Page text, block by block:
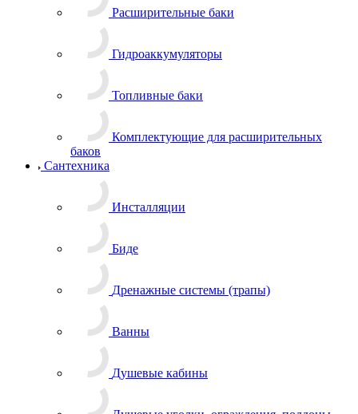
Расширительные баки
Гидроаккумуляторы
Топливные баки
Комплектующие для расширительных
баков
Сантехника
Инсталляции
Биде
Дренажные системы (трапы)
Ванны
Душевые кабины